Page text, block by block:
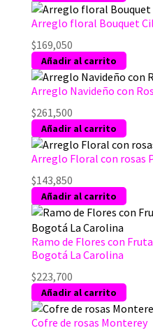
Arreglo floral Bouquet
$169,050
Añadir al carrito
Arreglo Navideño con
$261,500
Añadir al carrito
Arreglo Floral con rosas
$143,850
Añadir al carrito
Ramo de Flores con
Bogotá La Carolina
$223,700
Añadir al carrito
Cofre de rosas Monterey